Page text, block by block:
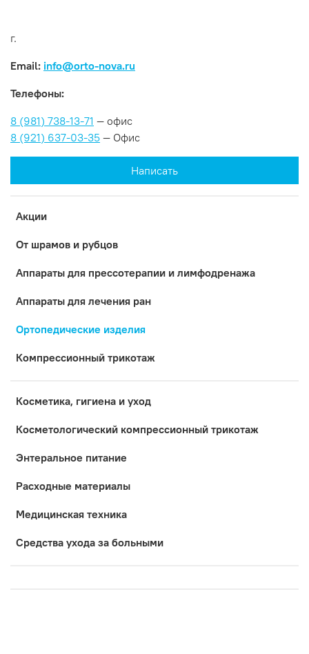
Акции
От шрамов и рубцов
Аппараты для прессотерапии и лимфодренажа
Аппараты для лечения ран
Ортопедические изделия
Компрессионный трикотаж
Косметика, гигиена и уход
Коcметологический компрессионный трикотаж
Энтеральное питание
Расходные материалы
Медицинская техника
Средства ухода за больными
г.
Email: info@orto-nova.ru
Телефоны:
8 (981) 738-13-71 — офис
8 (921) 637-03-35 — Офис
Написать